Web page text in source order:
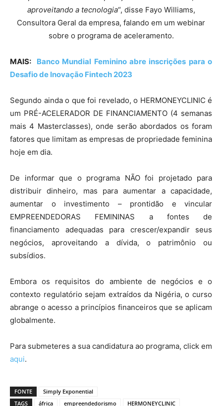
aproveitando a tecnologia“, disse Fayo Williams,
Consultora Geral da empresa, falando em um webinar
sobre o programa de aceleramento.
MAIS: Banco Mundial Feminino abre inscrições para o
Desafio de Inovação Fintech 2023
Segundo ainda o que foi revelado, o HERMONEYCLINIC é
um PRÉ-ACELERADOR DE FINANCIAMENTO (4 semanas
mais 4 Masterclasses), onde serão abordados os foram
fatores que limitam as empresas de propriedade feminina
hoje em dia.
De informar que o programa NÃO foi projetado para
distribuir dinheiro, mas para aumentar a capacidade,
aumentar o investimento – prontidão e vincular
EMPREENDEDORAS FEMININAS a fontes de
financiamento adequadas para crescer/expandir seus
negócios, aproveitando a dívida, o patrimônio ou
subsídios.
Embora os requisitos do ambiente de negócios e o
contexto regulatório sejam extraídos da Nigéria, o curso
abrange o acesso a princípios financeiros que se aplicam
globalmente.
Para submeteres a sua candidatura ao programa, click em
aqui.
FONTE
Simply Exponential
TAGS
áfrica empreendedorismo HERMONEYCLINIC